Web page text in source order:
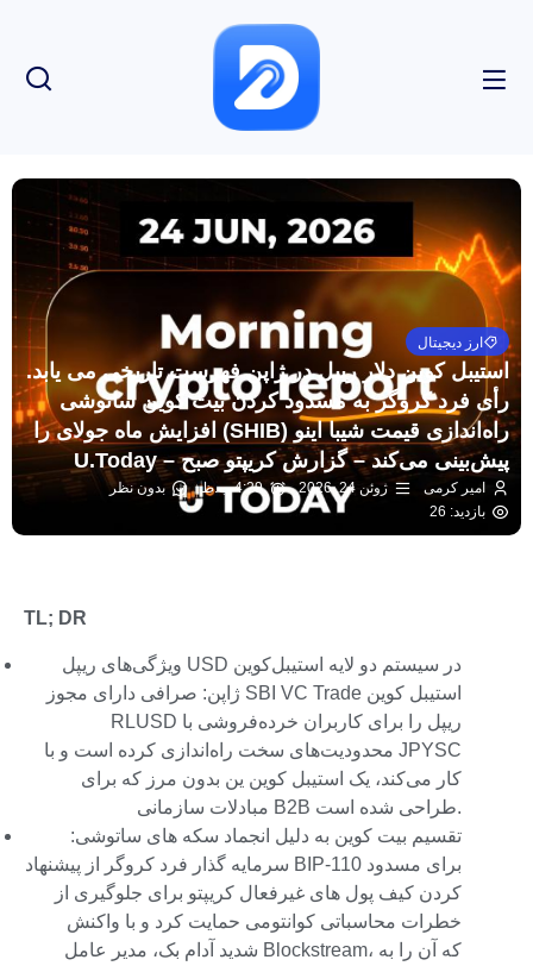
ارز دیجیتال
استیبل کوین دلار ریپل در ژاپن فهرست تاریخی می یابد.
رأی فرد کروگر به مسدود کردن بیت کوین ساتوشی
راه‌اندازی قیمت شیبا اینو (SHIB) افزایش ماه جولای را
پیش‌بینی می‌کند – گزارش کریپتو صبح – U.Today
امیر کرمی ژوئن 24, 2026 4:29 ب.ظ
بدون نظر
بازدید: 26
TL; DR
ویژگی‌های ریپل USD در سیستم دو لایه استیبل‌کوین
ژاپن: صرافی دارای مجوز SBI VC Trade استیبل کوین
RLUSD ریپل را برای کاربران خرده‌فروشی با
محدودیت‌های سخت راه‌اندازی کرده است و با JPYSC
کار می‌کند، یک استیبل کوین ین بدون مرز که برای
مبادلات سازمانی B2B طراحی شده است.
تقسیم بیت کوین به دلیل انجماد سکه های ساتوشی:
سرمایه گذار فرد کروگر از پیشنهاد BIP-110 برای مسدود
کردن کیف پول های غیرفعال کریپتو برای جلوگیری از
خطرات محاسباتی کوانتومی حمایت کرد و با واکنش
شدید آدام بک، مدیر عامل Blockstream، که آن را به